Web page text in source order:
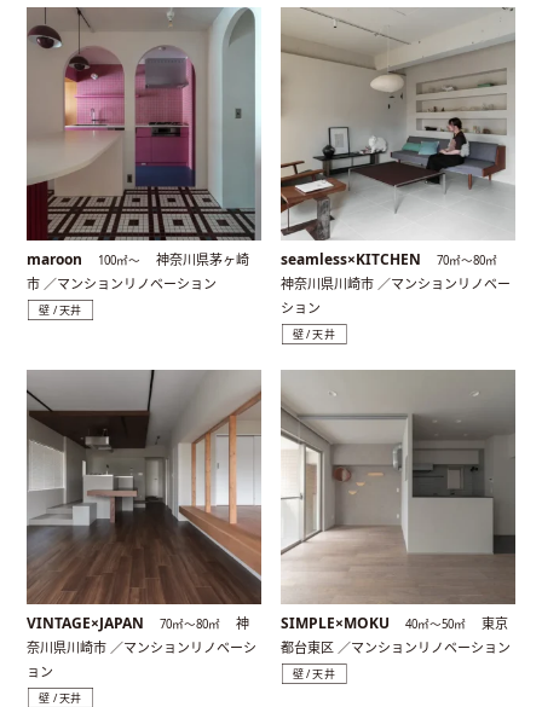
maroon 100㎡〜
神奈川県茅ヶ崎
市 ／マンションリノベーション
壁 / 天井
seamless×KITCHEN 70㎡〜80㎡
神奈川県川崎市 ／マンションリノベー
ション
壁 / 天井
VINTAGE×JAPAN 70㎡〜80㎡
神
奈川県川崎市 ／マンションリノベーシ
ョン
壁 / 天井
SIMPLE×MOKU 40㎡〜50㎡
東京
都台東区 ／マンションリノベーション
壁 / 天井